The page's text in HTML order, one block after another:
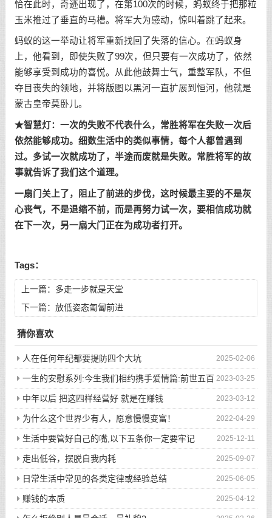
恰在此时，奇迹出现了，在第100次的时候，蚂蚁终于把那粒
玉米推过了垂直的马槽。将军大为感动，惊叫着跳了起来。
蚂蚁的这一举动让将军重新找回了失落的信心。在蚂蚁身
上，他看到，即使失败了99次，但只要有一次成功了，依然
能够享受到成功的喜悦。从此他鼓舞士气，重整军队，不但
夺目丧失的领地，并将版图以黑河一直扩展到恒河，他就是
蒙古皇帝莫卧儿。
★智慧灯：一次的失败不代表什么，常胜将军在失败一次后
依然能够成功。细数生活中的类似事情，每个人都曾遇到
过。多试一次就成功了，半途而废就是失败。常胜将军的故
事就告诉了我们这个道理。
一扇门关上了，阻止了前进的步伐，这时候最主要的不是灰
心丧气，不是退缩不前，而是再努力试一次，要相信成功就
在下一次，另一扇大门正在为成功者打开。
Tags：
上一篇： 多走一步就是天堂
下一篇： 放低姿态匍匐前进
猜你喜欢
2025-02-06
人在任何年纪都要提防四个大坑
2023-03-25
一生的安慰系列:今生我们相约携手爱情篇:前世五百
次的回眸才换来今生的相遇
2023-03-12
中年以后 把这四样经营好 就是在赚钱
2022-04-29
为什么这个世界少有人，愿意慢慢变富！
2025-12-11
生活中要管好自己的嘴,以下五条你一定要牢记
2025-09-07
走出低谷，摆脱自我内耗
2025-06-05
日常生活中常见的各类定律或经验总结
2025-04-12
赚钱的本质